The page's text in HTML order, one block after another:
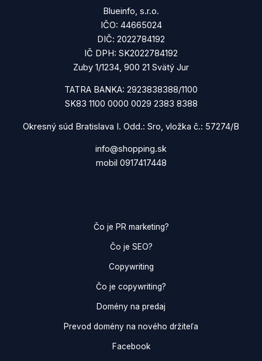
Blueinfo, s.r.o.
IČO: 44665024
DIČ: 2022784192
IČ DPH: SK2022784192
Zuby 1/1234, 900 21 Svätý Jur
TATRA BANKA: 2923838388/1100
SK83 1100 0000 0029 2383 8388
Okresný súd Bratislava I. Odd.: Sro, vložka č.: 57274/B
info@shopping.sk
mobil 0917417448
Čo je PR marketing?
Čo je SEO?
Copywriting
Čo je copywriting?
Domény na predaj
Prevod domény na nového držiteľa
Facebook